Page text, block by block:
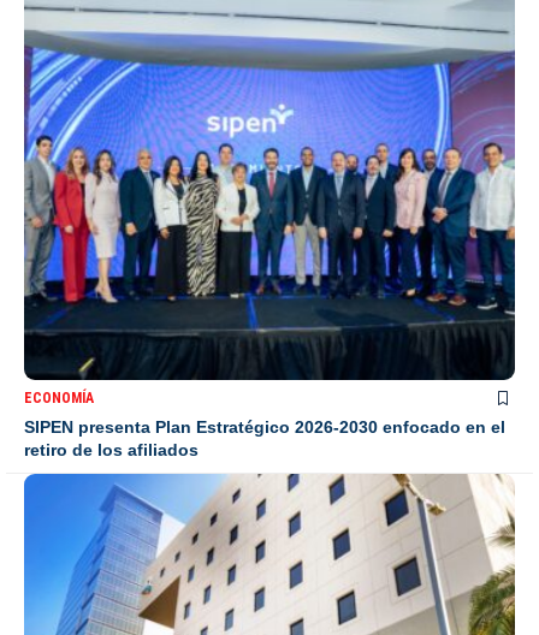
ECONOMÍA
SIPEN presenta Plan Estratégico 2026-2030 enfocado en el
retiro de los afiliados